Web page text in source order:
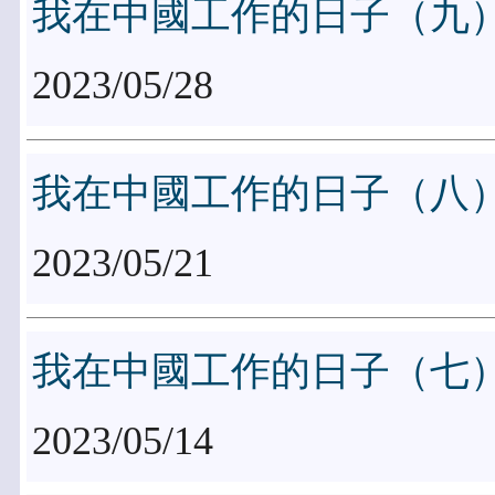
我在中國工作的日子（九
2023/05/28
我在中國工作的日子（八
2023/05/21
我在中國工作的日子（七
2023/05/14